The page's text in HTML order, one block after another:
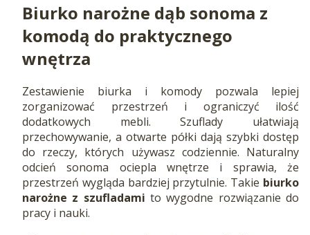
Biurko narożne dąb sonoma z
komodą do praktycznego
wnętrza
Zestawienie biurka i komody pozwala lepiej
zorganizować przestrzeń i ograniczyć ilość
dodatkowych mebli. Szuflady ułatwiają
przechowywanie, a otwarte półki dają szybki dostęp
do rzeczy, których używasz codziennie. Naturalny
odcień sonoma ociepla wnętrze i sprawia, że
przestrzeń wygląda bardziej przytulnie. Takie biurko
narożne z szufladami to wygodne rozwiązanie do
pracy i nauki.